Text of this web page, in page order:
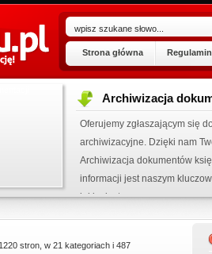
Strona główna
Archiwizacja
Oferujemy zgłaszającym się
archiwizacyjne. Dzięki nam
Archiwizacja dokumentów
informacji jest naszym
jakim jest ...
stron, w 21 kategoriach i 487